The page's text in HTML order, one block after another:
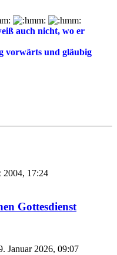
auch nicht, wo er
vorwärts und gläubig
17:24
Gottesdienst
Januar 2026, 09:07